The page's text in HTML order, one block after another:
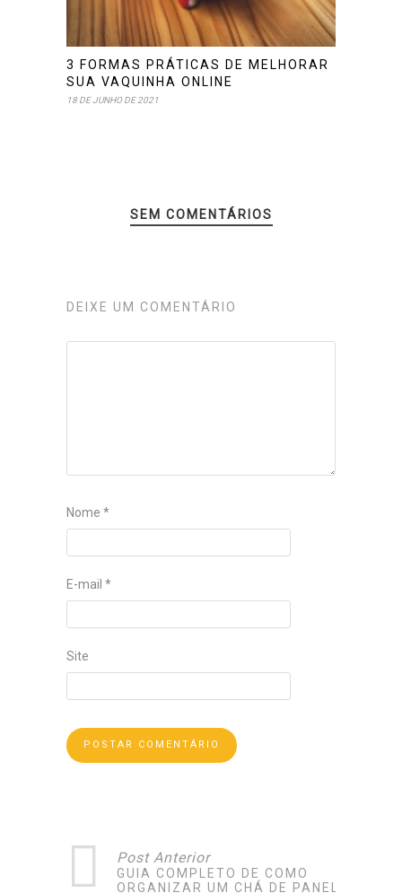
3 FORMAS PRÁTICAS DE MELHORAR
SUA VAQUINHA ONLINE
18 DE JUNHO DE 2021
SEM COMENTÁRIOS
DEIXE UM COMENTÁRIO
Nome *
E-mail *
Site
Post Anterior
GUIA COMPLETO DE COMO
ORGANIZAR UM CHÁ DE PANELA